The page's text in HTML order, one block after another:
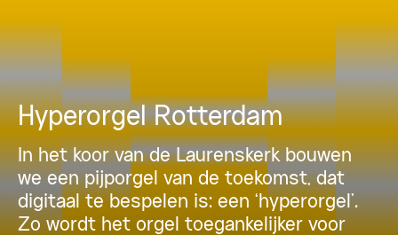
Hyperorgel Rotterdam
In het koor van de Laurenskerk bouwen
we een pijporgel van de toekomst, dat
digitaal te bespelen is: een ‘hyperorgel’.
Zo wordt het orgel toegankelijker voor